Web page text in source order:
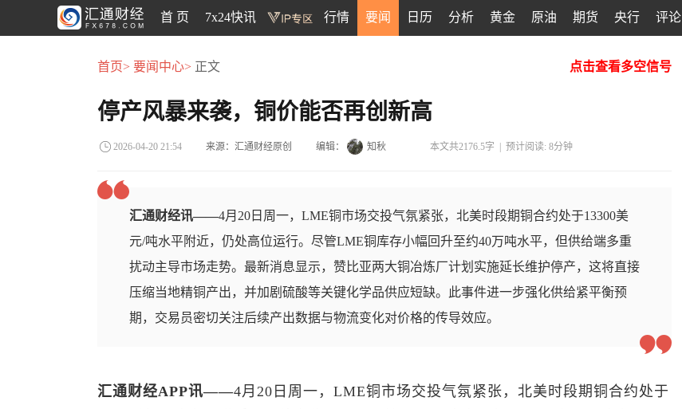
首 页 7x24快讯 行情 要闻 日历 分析 黄金 原油 期货 央行 评论
首页> 要闻中心> 正文 点击查看多空信号
停产风暴来袭，铜价能否再创新高
2026-04-20 21:54 来源：汇通财经原创 编辑： 知秋 本文共2176.5字 |预计阅读: 8分钟
汇通财经讯——4月20日周一，LME铜市场交投气氛紧张，北美时段期铜合约处于13300美
元/吨水平附近，仍处高位运行。尽管LME铜库存小幅回升至约40万吨水平，但供给端多重
扰动主导市场走势。最新消息显示，赞比亚两大铜冶炼厂计划实施延长维护停产，这将直接
压缩当地精铜产出，并加剧硫酸等关键化学品供应短缺。此事件进一步强化供给紧平衡预
期，交易员密切关注后续产出数据与物流变化对价格的传导效应。
汇通财经APP讯——4月20日周一， LME铜 市场交投气氛紧张，北美时段期铜合约处于